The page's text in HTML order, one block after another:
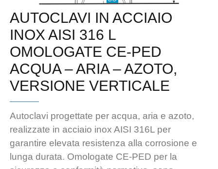
AUTOCLAVI IN ACCIAIO
INOX AISI 316 L
OMOLOGATE CE-PED
ACQUA – ARIA – AZOTO,
VERSIONE VERTICALE
Autoclavi progettate per acqua, aria e azoto,
realizzate in acciaio inox AISI 316L per
garantire elevata resistenza alla corrosione e
lunga durata. Omologate CE-PED per la